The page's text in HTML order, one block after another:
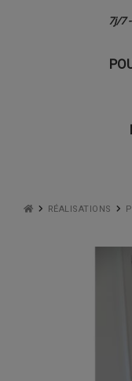
7j/7
RÉALISATIONS